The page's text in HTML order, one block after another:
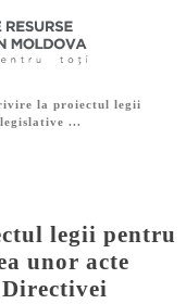
la proiectul legii
...
legii pentru
unor acte